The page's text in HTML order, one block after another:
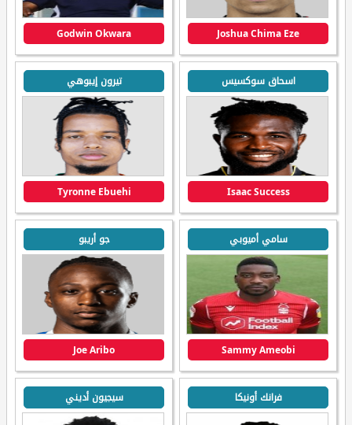
Joshua Chima Eze
Godwin Okwara
اسحاق سوكسيس
Isaac Success
تيرون إيبوهي
Tyronne Ebuehi
سامي أميوبي
Sammy Ameobi
جو أريبو
Joe Aribo
فرانك أونيكا سيجيون أديني